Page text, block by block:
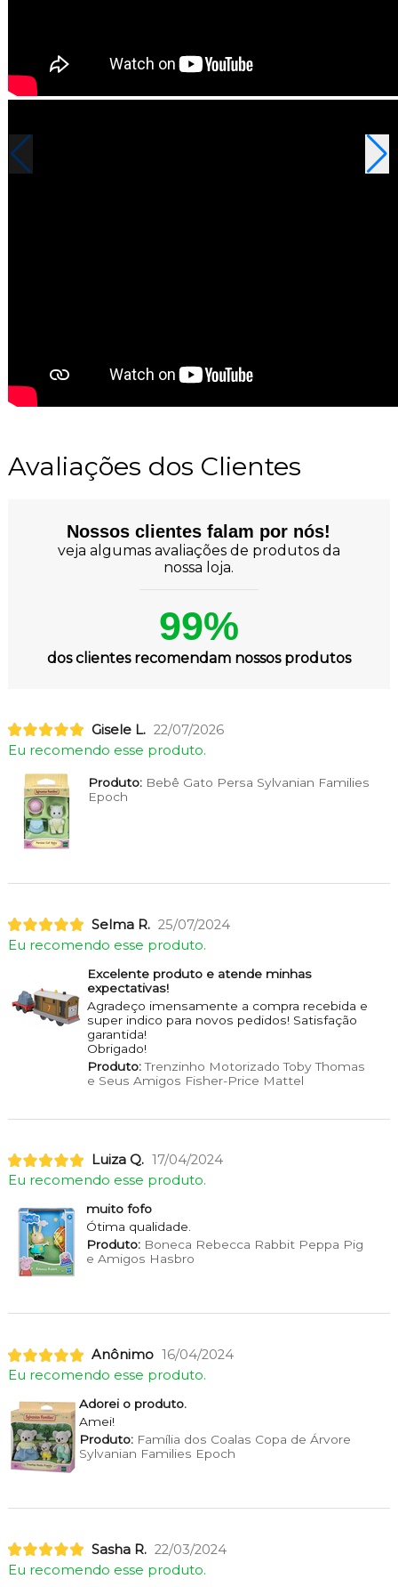
Avaliações dos Clientes
Nossos clientes falam por nós!
veja algumas avaliações de produtos da
nossa loja.
99%
dos clientes recomendam nossos produtos
Gisele L. 22/07/2026
Eu recomendo esse produto.
Produto:Bebê Gato Persa Sylvanian Families
Epoch
Selma R. 25/07/2024
Eu recomendo esse produto.
Excelente produto e atende minhas
expectativas!
Agradeço imensamente a compra recebida e
super indico para novos pedidos! Satisfação
garantida!
Obrigado!
Produto:Trenzinho Motorizado Toby Thomas
e Seus Amigos Fisher-Price Mattel
Luiza Q. 17/04/2024
Eu recomendo esse produto.
muito fofo
Ótima qualidade.
Produto:Boneca Rebecca Rabbit Peppa Pig
e Amigos Hasbro
Anônimo 16/04/2024
Eu recomendo esse produto.
Adorei o produto.
Amei!
Produto:Família dos Coalas Copa de Árvore
Sylvanian Families Epoch
Sasha R. 22/03/2024
Eu recomendo esse produto.